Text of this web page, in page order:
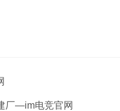
厂—im电竞官网